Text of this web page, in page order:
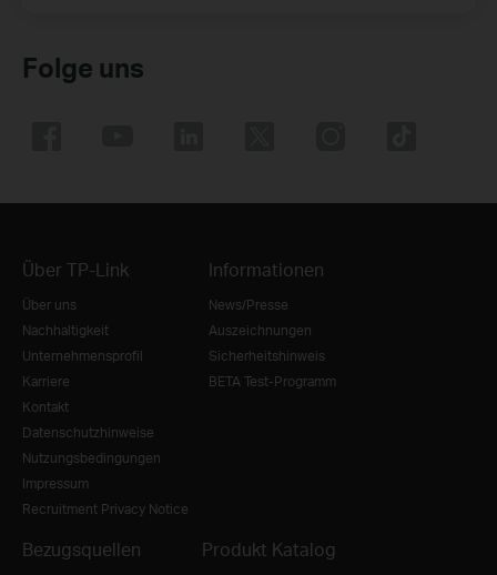
Folge uns
Über TP-Link
Über uns
Nachhaltigkeit
Unternehmensprofil
Karriere
Kontakt
Datenschutzhinweise
Nutzungsbedingungen
Impressum
Recruitment Privacy Notice
Informationen
News/Presse
Auszeichnungen
Sicherheitshinweis
BETA Test-Programm
Bezugsquellen Produkt Katalog